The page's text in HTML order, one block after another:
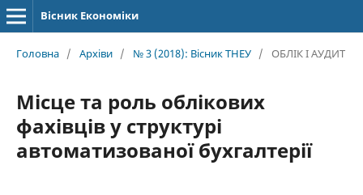
Вісник Економіки
Головна / Архіви / № 3 (2018): Вісник ТНЕУ / ОБЛІК І АУДИТ
Місце та роль облікових
фахівців у структурі
автоматизованої бухгалтерії